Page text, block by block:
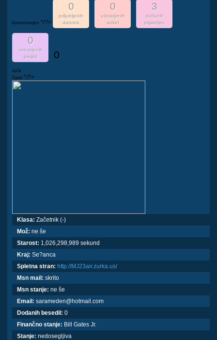
komentarjev */?>
0
priljubljenih
datotek
0
ustvarjenih
anket
3
dodanih
prijateljev
0
ustvarjenih
plejlist
0
točk
časti */?>
Klasa: Začetnik (-)
Mož: ne še
Starost: 1,026,298,989 sekund
Kraj: Se?anca
Spletna stran: http://MJ23air.zurka.us/
Msn mail: skrito
Msn stanje: ne še
Email: sarameden@hotmail.com
Dodanih besedil: 0
Finančno stanje: Bill Gates Jr.
Stanje: nedosegljiva